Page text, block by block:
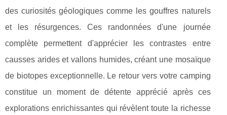
des curiosités géologiques comme les gouffres naturels
et les résurgences. Ces randonnées d'une journée
complète permettent d'apprécier les contrastes entre
causses arides et vallons humides, créant une mosaïque
de biotopes exceptionnelle. Le retour vers votre camping
constitue un moment de détente apprécié après ces
explorations enrichissantes qui révèlent toute la richesse